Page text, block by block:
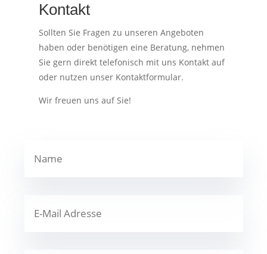
Kontakt
Sollten Sie Fragen zu unseren Angeboten
haben oder benötigen eine Beratung, nehmen
Sie gern direkt telefonisch mit uns Kontakt auf
oder nutzen unser Kontaktformular.
Wir freuen uns auf Sie!